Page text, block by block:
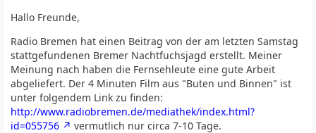
Hallo Freunde,
Radio Bremen hat einen Beitrag von der am letzten Samstag
stattgefundenen Bremer Nachtfuchsjagd erstellt. Meiner
Meinung nach haben die Fernsehleute eine gute Arbeit
abgeliefert. Der 4 Minuten Film aus "Buten und Binnen" ist
unter folgendem Link zu finden:
http://www.radiobremen.de/mediathek/index.html?
id=055756
vermutlich nur circa 7-10 Tage.